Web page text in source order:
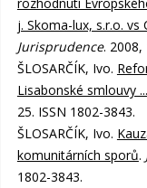
j. Skoma-lux, s.r.o.
Jurisprudence. 2008,
ŠLOSARČÍK, Ivo.
Lisabonské smlouvy
25. ISSN 1802-3843.
ŠLOSARČÍK, Ivo.
komunitárních sporů.
1802-3843.